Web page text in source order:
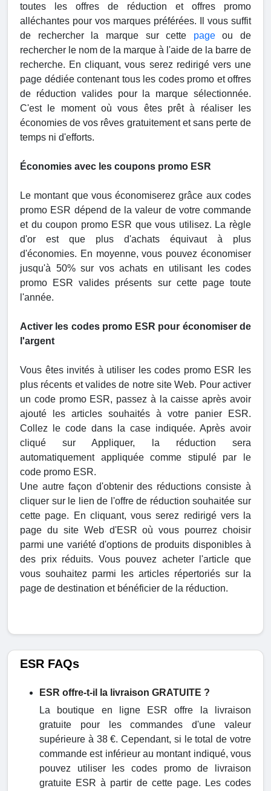
toutes les offres de réduction et offres promo
alléchantes pour vos marques préférées. Il vous suffit
de rechercher la marque sur cette pageou de
rechercher le nom de la marque à l'aide de la barre de
recherche. En cliquant, vous serez redirigé vers une
page dédiée contenant tous les codes promo et offres
de réduction valides pour la marque sélectionnée.
C'est le moment où vous êtes prêt à réaliser les
économies de vos rêves gratuitement et sans perte de
temps ni d'efforts.
Économies avec les coupons promo ESR
Le montant que vous économiserez grâce aux codes
promo ESR dépend de la valeur de votre commande
et du coupon promo ESR que vous utilisez. La règle
d'or est que plus d'achats équivaut à plus
d'économies. En moyenne, vous pouvez économiser
jusqu'à 50% sur vos achats en utilisant les codes
promo ESR valides présents sur cette page toute
l'année.
Activer les codes promo ESR pour économiser de
l'argent
Vous êtes invités à utiliser les codes promo ESR les
plus récents et valides de notre site Web. Pour activer
un code promo ESR, passez à la caisse après avoir
ajouté les articles souhaités à votre panier ESR.
Collez le code dans la case indiquée. Après avoir
cliqué sur Appliquer, la réduction sera
automatiquement appliquée comme stipulé par le
code promo ESR.
Une autre façon d'obtenir des réductions consiste à
cliquer sur le lien de l'offre de réduction souhaitée sur
cette page. En cliquant, vous serez redirigé vers la
page du site Web d'ESR où vous pourrez choisir
parmi une variété d'options de produits disponibles à
des prix réduits. Vous pouvez acheter l'article que
vous souhaitez parmi les articles répertoriés sur la
page de destination et bénéficier de la réduction.
ESR FAQs
ESR offre-t-il la livraison GRATUITE ?
La boutique en ligne ESR offre la livraison
gratuite pour les commandes d'une valeur
supérieure à 38 €. Cependant, si le total de votre
commande est inférieur au montant indiqué, vous
pouvez utiliser les codes promo de livraison
gratuite ESR à partir de cette page. Les codes